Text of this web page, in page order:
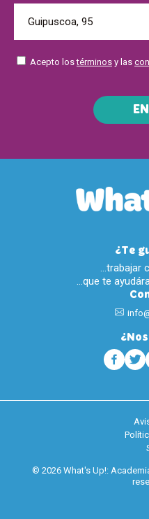
Acepto lostérminos y las
¿Te
…trabajar
…que te
© 2026 What's Up!: